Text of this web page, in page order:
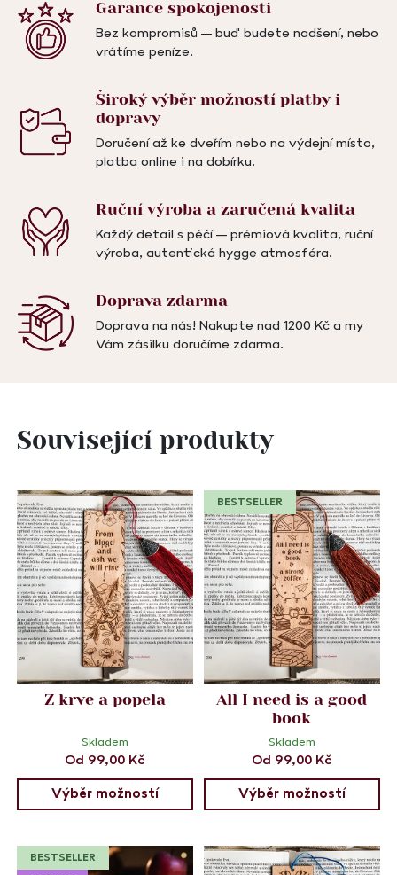
Garancespokojenosti
Bez kompromisů – buď budete nadšení, nebo
vrátíme peníze.
Široký výběr možnostíplatby i
dopravy
Doručení až ke dveřím nebo na výdejní místo,
platba online i na dobírku.
Ruční výroba azaručená kvalita
Každý detail s péčí – prémiová kvalita, ruční
výroba, autentická hygge atmosféra.
Dopravazdarma
Doprava na nás! Nakupte nad 1200 Kč a my
Vám zásilku doručíme zdarma.
Související produkty
Z krve a popela
Skladem
Od 99,00 Kč
Výběr možností
BESTSELLER
All I need is a good
book
Skladem
Od 99,00 Kč
Výběr možností
BESTSELLER